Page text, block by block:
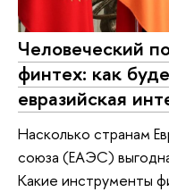
Человеческий
финтех: как
евразийская
Насколько странам
союза (ЕАЭС)
Какие инструменты